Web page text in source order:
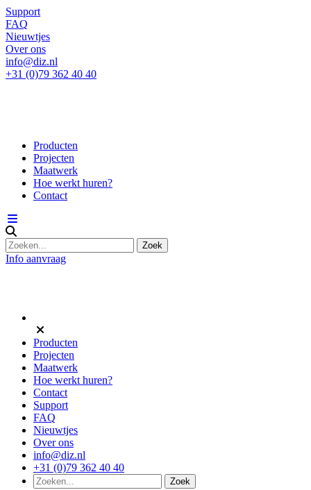
Support
FAQ
Nieuwtjes
Over ons
info@diz.nl
+31 (0)79 362 40 40
Producten
Projecten
Maatwerk
Hoe werkt huren?
Contact
Info aanvraag
Producten
Projecten
Maatwerk
Hoe werkt huren?
Contact
Support
FAQ
Nieuwtjes
Over ons
info@diz.nl
+31 (0)79 362 40 40